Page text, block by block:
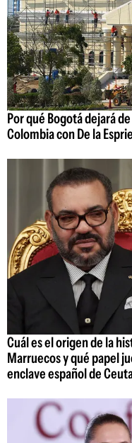
Por qué Bogotá dejará
Colombia con De la
Cuál es el origen de la
Marruecos y qué papel
enclave español de